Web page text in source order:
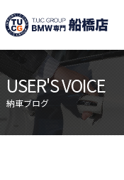
ニュース
目玉車両一覧
保証＆サービス
USER'S VOICE
納車ブログ